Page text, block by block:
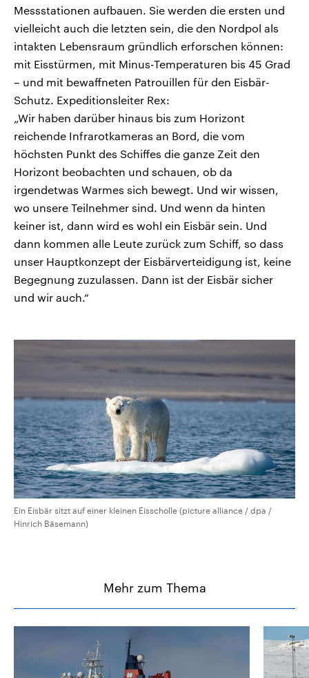
Messstationen aufbauen. Sie werden die ersten und
vielleicht auch die letzten sein, die den Nordpol als
intakten Lebensraum gründlich erforschen können:
mit Eisstürmen, mit Minus-Temperaturen bis 45 Grad
– und mit bewaffneten Patrouillen für den Eisbär-
Schutz. Expeditionsleiter Rex:
„Wir haben darüber hinaus bis zum Horizont
reichende Infrarotkameras an Bord, die vom
höchsten Punkt des Schiffes die ganze Zeit den
Horizont beobachten und schauen, ob da
irgendetwas Warmes sich bewegt. Und wir wissen,
wo unsere Teilnehmer sind. Und wenn da hinten
keiner ist, dann wird es wohl ein Eisbär sein. Und
dann kommen alle Leute zurück zum Schiff, so dass
unser Hauptkonzept der Eisbärverteidigung ist, keine
Begegnung zuzulassen. Dann ist der Eisbär sicher
und wir auch.“
Ein Eisbär sitzt auf einer kleinen Eisscholle (picture alliance / dpa /
Hinrich Bäsemann)
Mehr zum Thema